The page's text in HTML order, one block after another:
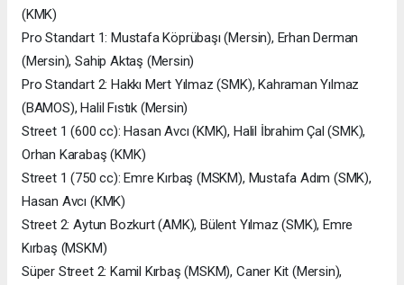
(KMK)
Pro Standart 1: Mustafa Köprübaşı (Mersin), Erhan Derman
(Mersin), Sahip Aktaş (Mersin)
Pro Standart 2: Hakkı Mert Yılmaz (SMK), Kahraman Yılmaz
(BAMOS), Halil Fıstık (Mersin)
Street 1 (600 cc): Hasan Avcı (KMK), Halil İbrahim Çal (SMK),
Orhan Karabaş (KMK)
Street 1 (750 cc): Emre Kırbaş (MSKM), Mustafa Adım (SMK),
Hasan Avcı (KMK)
Street 2: Aytun Bozkurt (AMK), Bülent Yılmaz (SMK), Emre
Kırbaş (MSKM)
Süper Street 2: Kamil Kırbaş (MSKM), Caner Kit (Mersin),